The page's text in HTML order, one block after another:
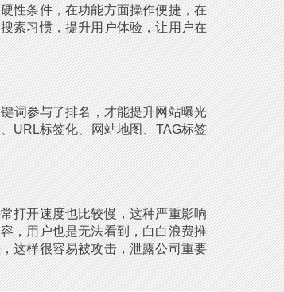
性条件，在功能方面操作便捷，在
索习惯，提升用户体验，让用户在
词参与了排名，才能提升网站曝光
URL标签化、网站地图、TAG标签
打开速度也比较慢，这种严重影响
，用户也是无法看到，白白浪费推
这样很容易被攻击，泄露公司重要